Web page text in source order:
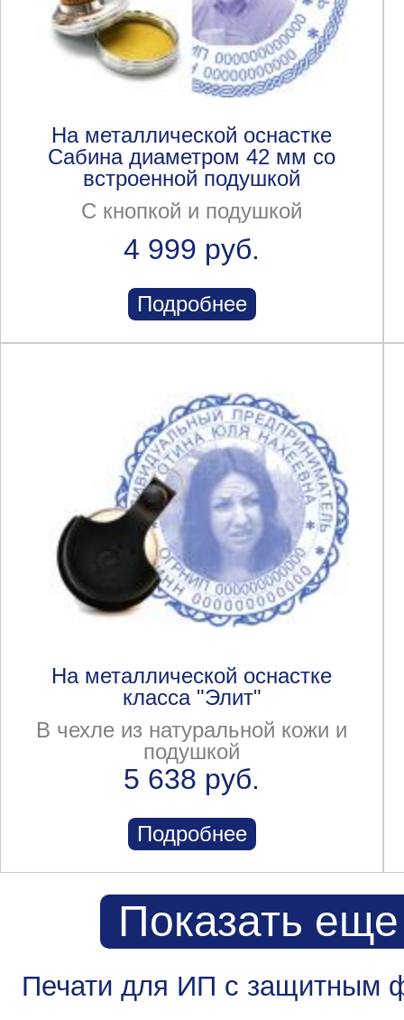
На металлической оснастке
Сабина диаметром 42 мм со
встроенной подушкой
С кнопкой и подушкой
4 999 руб.
Подробнее
На металлической оснастке
класса "Элит"
В чехле из натуральной кожи и
подушкой
5 638 руб.
Подробнее
Показать
Печати для ИП с защитным